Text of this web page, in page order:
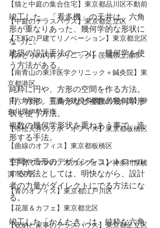
【猫と中庭の集合住宅】東京都品川区不動前
【中庭のテラスハウス】東京都足立区
【下町の戸建てリノベーション】東京都北区
【みどりの内科クリニック】茨城県土浦市
【​南青山の東洋医学クリニック＋鍼灸院】東
京都港区
【六角形の、看護小規模多機能居宅介護】神
奈川県伊勢原市
【市松天井のラボ・オフィス】東京都板橋区
【曲線のオフィス】東京都板橋区
【子育てママの、木のオフィス】神奈川県横
浜市中区
【青のオフィス】東京都江戸川区
【花屋＆カフェ】東京都北区
【収納と家事のテラスハウス】東京都足立区
竣工した、「看多機」の天井は、六角
形が重なりあった、幾何学的な形状に
なった。
建築の設計手法の一つに、幾何学を使
う方法がある。
純粋に円や、方形の空間を作る方法。
円、方形、三角形など複数の幾何学形
状を使う方法。
複数の幾何学形状を重ねあう事で、造
形する手法。
空間や造形のデザインをコントロール
する方法としては、明快ながら、設計
者の力量がダイレクトにでる方法にな
る。
竣工した「かんたき」は、純粋な六角